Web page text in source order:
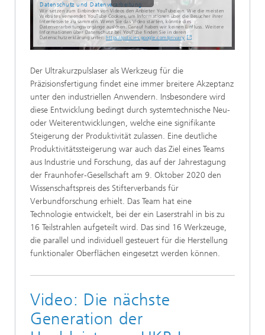
Datenschutz und Datenverarbeitung
Wir setzen zum Einbinden von Videos den Anbieter YouTube ein. Wie die meisten
Websites verwendet YouTube Cookies, um Informationen über die Besucher ihrer
Internetseite zu sammeln. Wenn Sie das Video starten, könnte dies
Datenverarbeitungsvorgänge auslösen. Darauf haben wir keinen Einfluss. Weitere
Informationen über Datenschutz bei YouTube finden Sie in deren
Datenschutzerklärung unter: https://policies.google.com/privacy
Der Ultrakurzpulslaser als Werkzeug für die
Präzisionsfertigung findet eine immer breitere Akzeptanz
unter den industriellen Anwendern. Insbesondere wird
diese Entwicklung bedingt durch systemtechnische Neu-
oder Weiterentwicklungen, welche eine signifikante
Steigerung der Produktivität zulassen. Eine deutliche
Produktivitätssteigerung war auch das Ziel eines Teams
aus Industrie und Forschung, das auf der Jahrestagung
der Fraunhofer-Gesellschaft am 9. Oktober 2020 den
Wissenschaftspreis des Stifterverbands für
Verbundforschung erhielt. Das Team hat eine
Technologie entwickelt, bei der ein Laserstrahl in bis zu
16 Teilstrahlen aufgeteilt wird. Das sind 16 Werkzeuge,
die parallel und individuell gesteuert für die Herstellung
funktionaler Oberflächen eingesetzt werden können.
Video: Die nächste
Generation der